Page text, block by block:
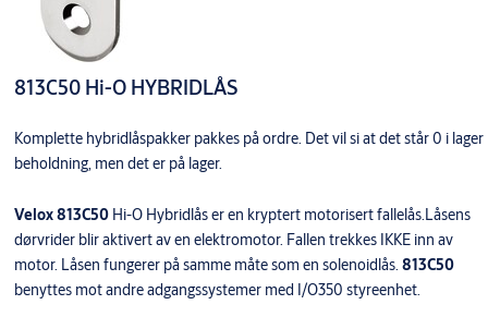
813C50 Hi-O HYBRIDLÅS
Komplette hybridlåspakker pakkes på ordre. Det vil si at det står 0 i lager
beholdning, men det er på lager.
Velox 813C50Hi-O Hybridlås er en kryptert motorisert fallelås.Låsens
dørvrider blir aktivert av en elektromotor. Fallen trekkes IKKE inn av
motor. Låsen fungerer på samme måte som en solenoidlås. 813C50
benyttes mot andre adgangssystemer med I/O350 styreenhet.